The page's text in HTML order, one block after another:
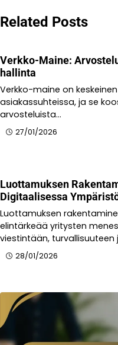
Related Posts
Verkko-Maine:
hallinta
Verkko-maine on
asiakassuhteissa, ja se
arvosteluista…
27/01/2026
Luottamuksen
Digitaalisessa
Luottamuksen
elintärkeää yritysten
viestintään, turvallisuuteen
28/01/2026